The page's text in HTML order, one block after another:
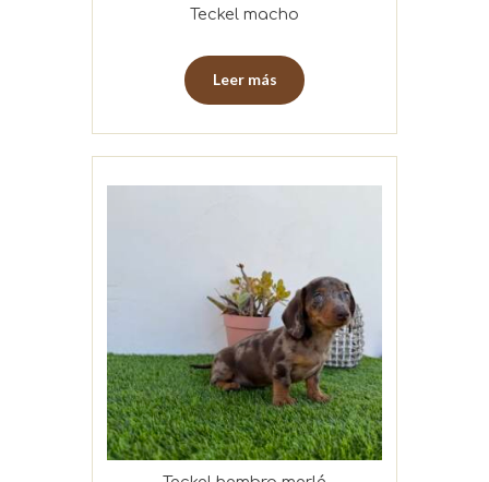
Teckel macho
Leer más